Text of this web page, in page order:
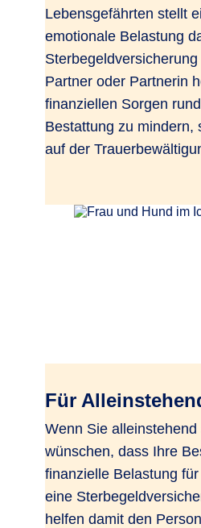
Lebensgefährten stellt
emotionale Belastung
Partner oder Partnerin
finanziellen Sorgen
Bestattung zu mindern,
auf der
Für
Wenn Sie
wünschen, dass Ihre
finanzielle Belastung
eine
helfen damit den